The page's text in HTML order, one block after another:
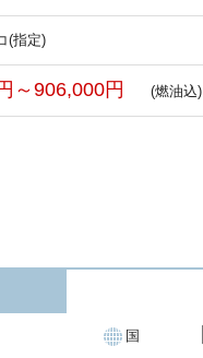
(指定)
～906,000円 (燃油込)
国